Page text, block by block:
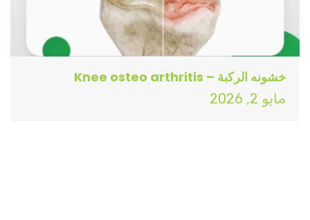
خشونه الركبة – Knee osteo arthritis
مايو 2, 2026